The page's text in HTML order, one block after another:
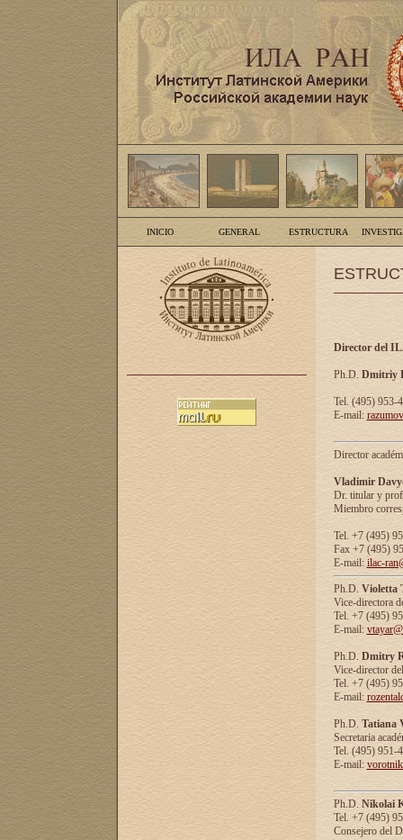
INICIO GENERAL ESTRUCTURA
Director del
Ph.D. Dmitriy
Tel. (495) 953-
E-mail:
Director
Vladimir
Dr. titular y
Miembro
Tel. +7 (495)
Fax +7 (495)
E-mail: ilac-
Ph.D. Violetta
Vice-directora
Tel. +7 (495)
E-mail:
Ph.D. Dmitry
Vice-director
Tel. +7 (495)
E-mail:
Ph.D. Tatiana
Secretaria
Tel. (495) 951-
E-mail:
Ph.D. Nikolai
Tel. +7 (495)
Consejero del